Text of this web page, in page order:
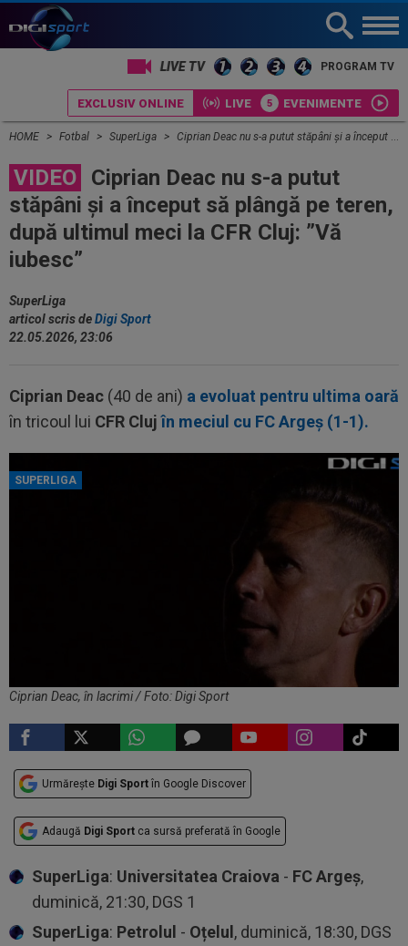
LIVE TV PROGRAM TV
EXCLUSIV ONLINE LIVE EVENIMENTE
HOME Fotbal SuperLiga Ciprian Deac nu s-a putut stăpâni și a început să plângă pe teren, după ultimul meci la CFR Cluj: ”Vă iubesc”
VIDEO
Ciprian Deac nu s-a putut
stăpâni și a început să plângă pe teren,
după ultimul meci la CFR Cluj: ”Vă
iubesc”
SuperLiga
articol scris deDigi Sport
22.05.2026, 23:06
Ciprian Deac (40 de ani) a evoluat pentru ultima oară
în tricoul lui CFR Clujîn meciul cu FC Argeș (1-1).
SUPERLIGA
Ciprian Deac, în lacrimi / Foto: Digi Sport
Urmărește Digi Sport în Google Discover
Adaugă Digi Sport ca sursă preferată în Google
SuperLiga: Universitatea Craiova - FC Argeș,
duminică, 21:30, DGS 1
SuperLiga: Petrolul - Oțelul, duminică, 18:30, DGS